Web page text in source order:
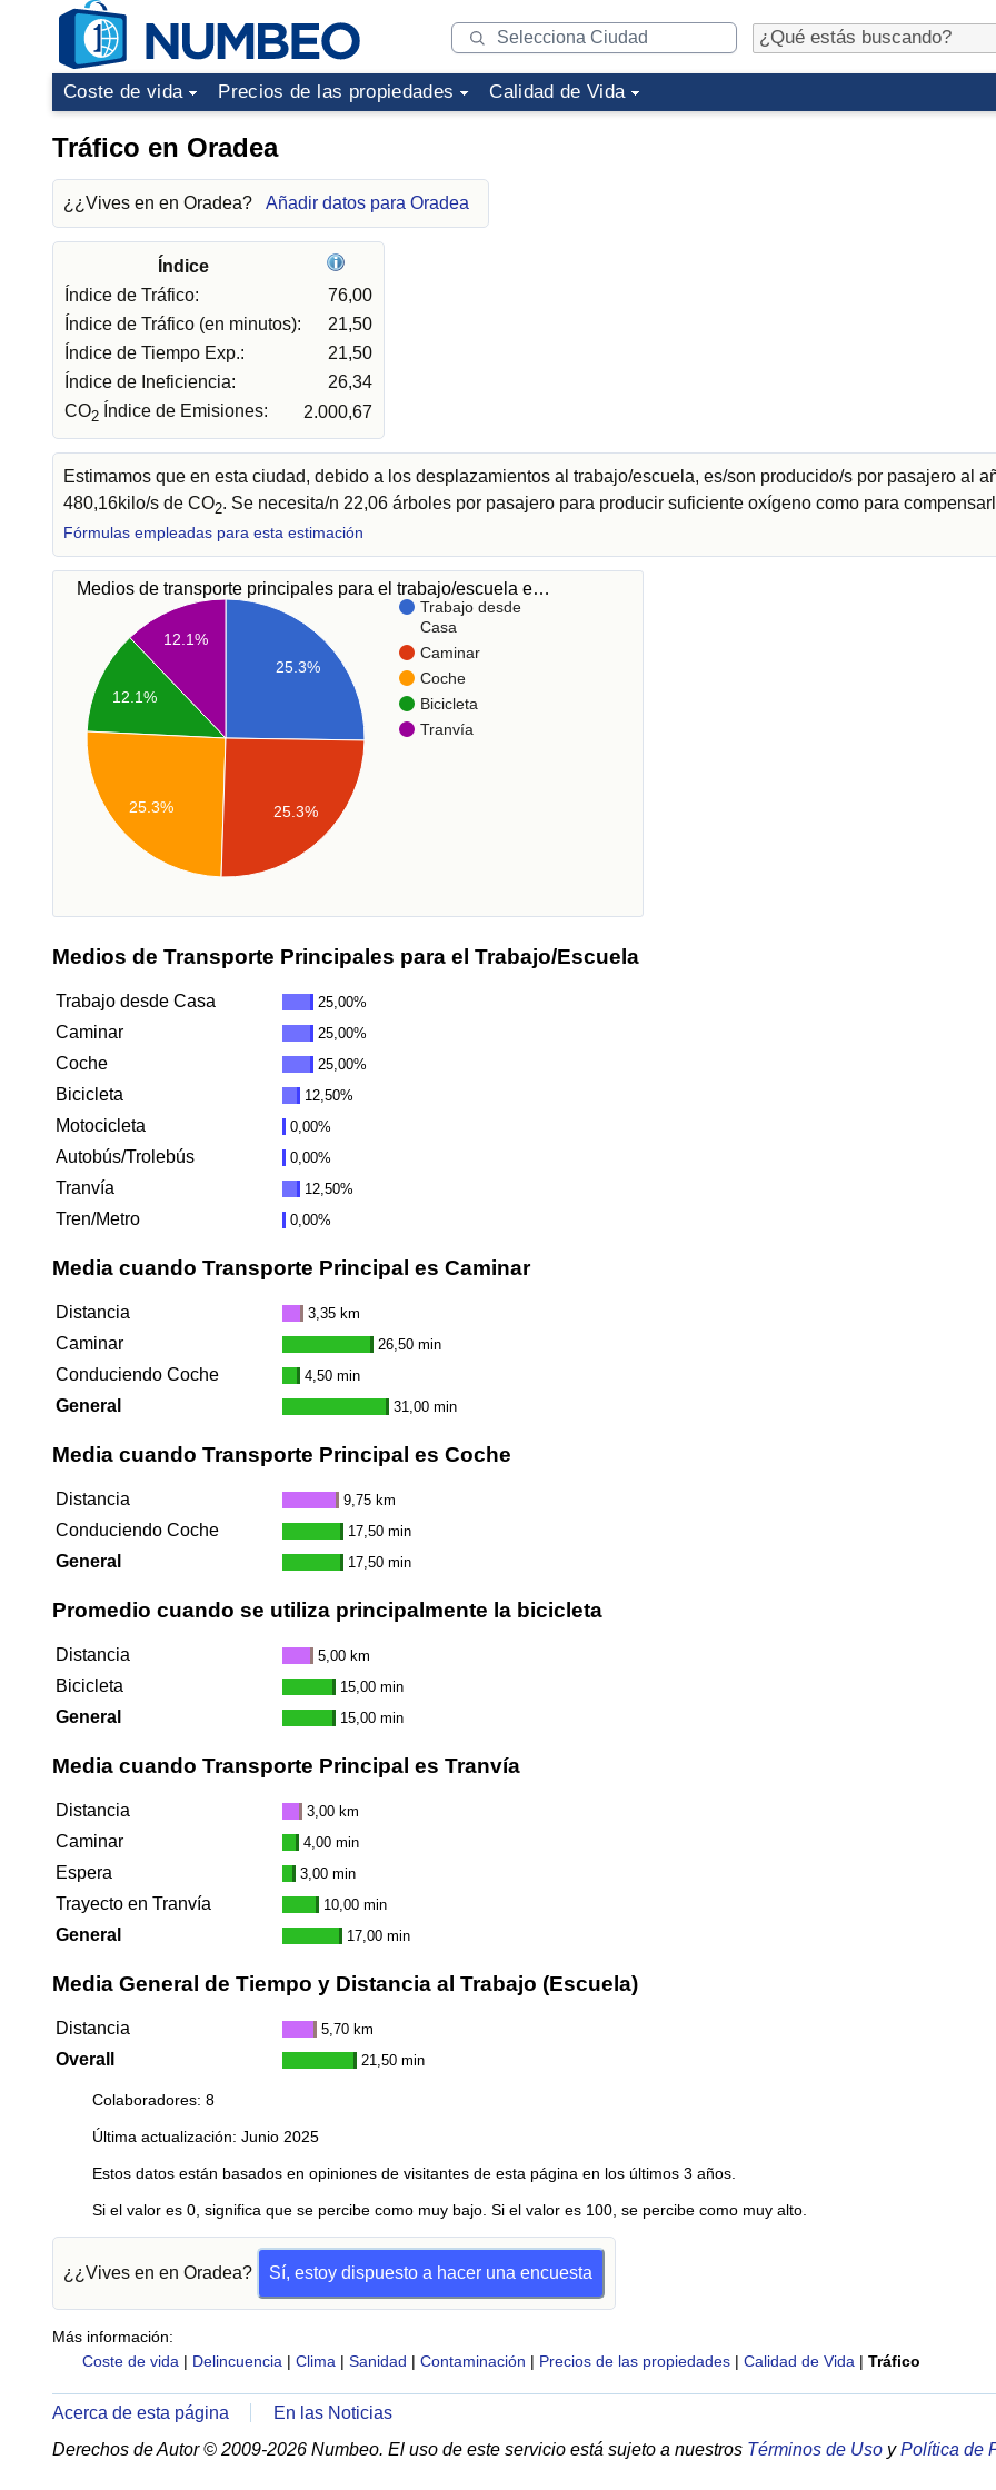
Coste de vida Precios de las propiedades Calidad de Vida
Tráfico en Oradea
¿¿Vives en en Oradea? Añadir datos para Oradea
Índice
Índice de Tráfico:
76,00
Índice de Tráfico (en minutos):
21,50
Índice de Tiempo Exp.:
21,50
Índice de Ineficiencia:
26,34
CO2 Índice de Emisiones: 2.000,67
Estimamos que en esta ciudad, debido a los desplazamientos al trabajo/escuela, es/son producido/s por pasajero al
480,16kilo/s de CO2. Se necesita/n 22,06 árboles por pasajero para producir suficiente oxígeno como para
Fórmulas empleadas para esta estimación
Medios de transporte principales para el trabajo/escuela e…
Trabajo desde
Casa
Caminar
Coche
Bicicleta
Tranvía
25.3%
12.1%
12.1%
25.3% 25.3%
Medios de Transporte Principales para el Trabajo/Escuela
Trabajo desde Casa 25,00%
Caminar 25,00%
Coche 25,00%
Bicicleta 12,50%
Motocicleta 0,00%
Autobús/Trolebús 0,00%
Tranvía 12,50%
Tren/Metro 0,00%
Media cuando Transporte Principal es Caminar
Distancia 3,35 km
Caminar 26,50 min
Conduciendo Coche 4,50 min
General 31,00 min
Media cuando Transporte Principal es Coche
Distancia 9,75 km
Conduciendo Coche 17,50 min
General 17,50 min
Promedio cuando se utiliza principalmente la bicicleta
Distancia 5,00 km
Bicicleta 15,00 min
General 15,00 min
Media cuando Transporte Principal es Tranvía
Distancia 3,00 km
Caminar 4,00 min
Espera 3,00 min
Trayecto en Tranvía 10,00 min
General 17,00 min
Media General de Tiempo y Distancia al Trabajo (Escuela)
Distancia 5,70 km
Overall 21,50 min
Colaboradores: 8
Última actualización: Junio 2025
Estos datos están basados en opiniones de visitantes de esta página en los últimos 3 años.
Si el valor es 0, significa que se percibe como muy bajo. Si el valor es 100, se percibe como muy alto.
¿¿Vives en en Oradea? Sí, estoy dispuesto a hacer una encuesta
Más información:
Coste de vida | Delincuencia | Clima | Sanidad | Contaminación | Precios de las propiedades | Calidad de Vida | Tráfico
Acerca de esta página
En las Noticias
Derechos de Autor © 2009-2026 Numbeo. El uso de este servicio está sujeto a nuestros Términos de Uso yPolítica de